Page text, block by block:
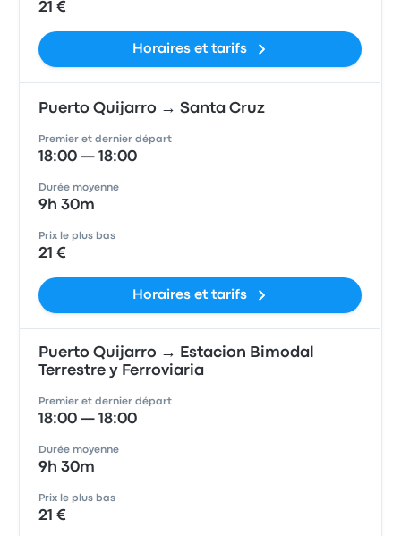
21 €
Horaires et tarifs
Puerto Quijarro → Santa Cruz
Premier et dernier départ
18:00 — 18:00
Durée moyenne
9h 30m
Prix le plus bas
21 €
Horaires et tarifs
Puerto Quijarro → Estacion Bimodal
Terrestre y Ferroviaria
Premier et dernier départ
18:00 — 18:00
Durée moyenne
9h 30m
Prix le plus bas
21 €